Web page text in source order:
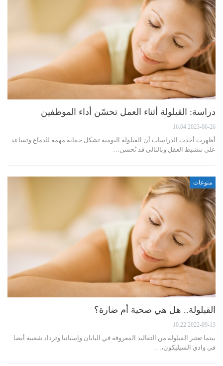
دراسة: القيلولة أثناء العمل تحسّن أداء الموظفين
2023-06-26 16:04
أظهرت أحدث الدراسات أن القيلولة اليومية تشكل حماية مهمة للدماغ وتساعد
على تنشيط العقل وبالتالي قد تُحسن…
منوعات
القيلولة.. هل هي صحية أم ضارة؟
2022-09-13 10:22
بينما تعتبر القيلولة من التقاليد المعروفة في اليابان وإسبانيا وتزداد شعبية أيضا
في وادي السيليكون،…